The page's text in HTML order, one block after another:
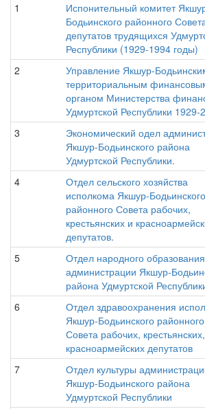
1
Испонительный комитет
Бодьинского районного
депутатов трудящихся
Республики (1929-1994 годы)
2
Управление Якшур-
территориальным
органом Министерства
Удмуртской Республики 1929-
3
Экономический одел
Якшур-Бодьинского района
Удмуртской Республики.
4
Отдел сельского хозяйства
исполкома Якшур-Бодьинского
районного Совета рабочих,
крестьянских и
депутатов.
5
Отдел народного образования
администрации Якшур-
района Удмуртской
6
Отдел здравоохранения
Якшур-Бодьинского районного
Совета рабочих, крестьянских,
красноармейских депутатов
7
Отдел культуры
Якшур-Бодьинского района
Удмуртской Республики